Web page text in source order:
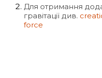
Для отримання
гравітації див.
force